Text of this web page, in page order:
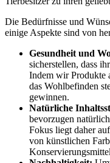
Die Bedürfnisse ⁢und
einige Aspekte sind von
Gesundheit und
sicherstellen, dass
Indem ⁢wir Produkte
das Wohlbefinden
gewinnen.
Natürliche
bevorzugen
Fokus liegt daher
von künstlichen